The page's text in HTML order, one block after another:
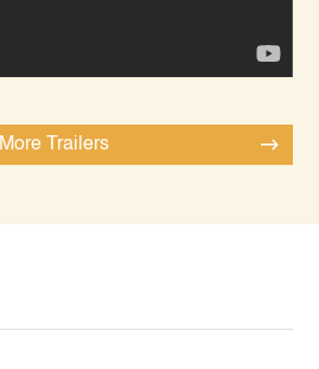
More Trailers